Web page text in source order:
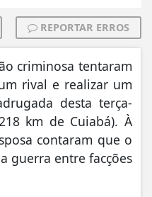
REPORTAR ERROS
criminosa tentaram
rival e realizar um
desta terça-
km de Cuiabá). À
contaram que o
guerra entre facções